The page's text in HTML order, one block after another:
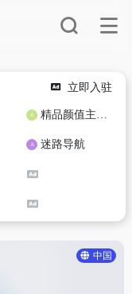
立即入驻
精品颜值主播定制
迷路导航
中国